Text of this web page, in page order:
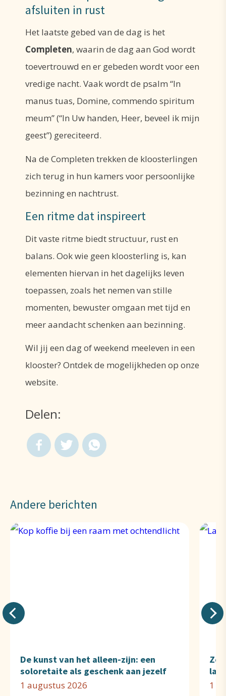
afsluiten in rust
Het laatste gebed van de dag is het
Completen, waarin de dag aan God wordt
toevertrouwd en er gebeden wordt voor een
vredige nacht. Vaak wordt de psalm “In
manus tuas, Domine, commendo spiritum
meum” (“In Uw handen, Heer, beveel ik mijn
geest”) gereciteerd.
Na de Completen trekken de kloosterlingen
zich terug in hun kamers voor persoonlijke
bezinning en nachtrust.
Een ritme dat inspireert
Dit vaste ritme biedt structuur, rust en
balans. Ook wie geen kloosterling is, kan
elementen hiervan in het dagelijks leven
toepassen, zoals het nemen van stille
momenten, bewuster omgaan met tijd en
meer aandacht schenken aan bezinning.
Wil jij een dag of weekend meeleven in een
klooster? Ontdek de mogelijkheden op onze
website.
Delen:
Andere berichten
De kunst van het alleen-zijn: een
soloretaite als geschenk aan jezelf
1 augustus 2026
1